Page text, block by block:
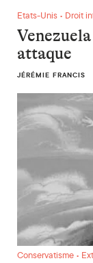
Venezuela :
Etats-Unis • Droit
attaque
JÉRÉMIE FRANCIS
L’extrême
Conservatisme •